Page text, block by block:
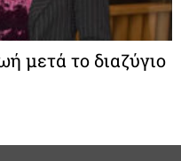
μετά το διαζύγιο